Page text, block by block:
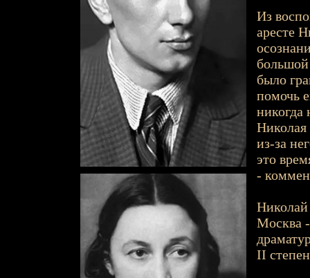
Из
аресте
было
помочь
никогда
из-за
это
-
Николай
Москва -
II